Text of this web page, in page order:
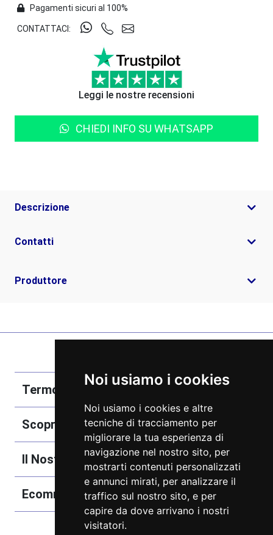
Noi usiamo i cookies
Noi usiamo i cookies e altre
tecniche di tracciamento per
migliorare la tua esperienza di
navigazione nel nostro sito, per
mostrarti contenuti personalizzati
e annunci mirati, per analizzare il
traffico sul nostro sito, e per
capire da dove arrivano i nostri
visitatori.
Pagamenti sicuri al 100%
CONTATTACI:
Leggi le nostre recensioni
CHIEDI INFO SU WHATSAPP
Descrizione
Contatti
Produttore
Termobozzo Srl
Scoprici
Il Nostro Catalogo
Ecommerce